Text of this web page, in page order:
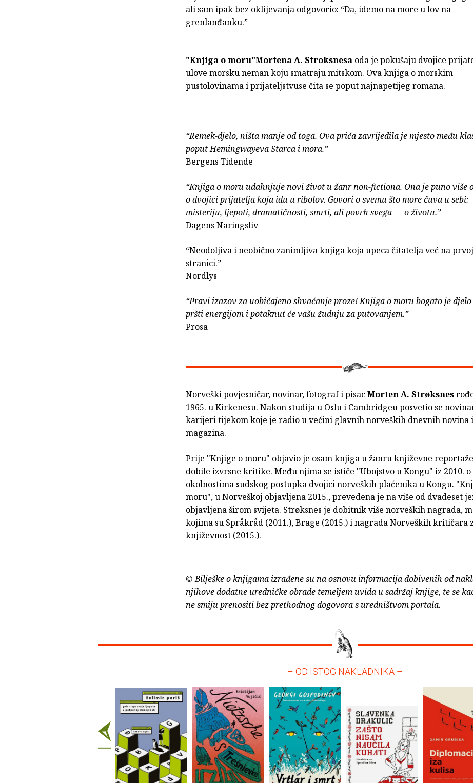
ali sam ipak bez oklijevanja odgovorio: “Da, idemo na more u lov na
grenlanđanku.”
"Knjiga o moru"Mortena A. Stroksnesa oda je pokušaju dvojice
ulove morsku neman koju smatraju mitskom. Ova knjiga o morskim
pustolovinama i prijateljstvuse čita se poput najnapetijeg romana.
“Remek-djelo, ništa manje od toga. Ova priča zavrijedila je mjesto među
poput Hemingwayeva Starca i mora.”
Bergens Tidende
“Knjiga o moru udahnjuje novi život u žanr non-fictiona. Ona je puno više
o dvojici prijatelja koja idu u ribolov. Govori o svemu što more čuva u sebi:
misteriju, ljepoti, dramatičnosti, smrti, ali povrh svega — o životu.”
Dagens Naringsliv
“Neodoljiva i neobično zanimljiva knjiga koja upeca čitatelja već na prvoj
stranici.”
Nordlys
“Pravi izazov za uobičajeno shvaćanje proze! Knjiga o moru bogato je
pršti energijom i potaknut će vašu žudnju za putovanjem.”
Prosa
Norveški povjesničar, novinar, fotograf i pisacMorten A. Strøksnes
1965. u Kirkenesu. Nakon studija u Oslu i Cambridgeu posvetio se
karijeri tijekom koje je radio u većini glavnih norveških dnevnih novina i
magazina.
Prije "Knjige o moru" objavio je osam knjiga u žanru književne
dobile izvrsne kritike. Među njima se ističe "Ubojstvo u Kongu" iz 2010. o
okolnostima sudskog postupka dvojici norveških plaćenika u Kongu.
moru", u Norveškoj objavljena 2015., prevedena je na više od dvadeset
objavljena širom svijeta. Strøksnes je dobitnik više norveških nagrada,
kojima su Språkråd (2011.), Brage (2015.) i nagrada Norveških kritičara
književnost (2015.).
© Bilješke o knjigama izrađene su na osnovu informacija dobivenih od
njihove dodatne uredničke obrade temeljem uvida u sadržaj knjige, te se
ne smiju prenositi bez prethodnog dogovora s uredništvom portala.
– OD ISTOG NAKLADNIKA –